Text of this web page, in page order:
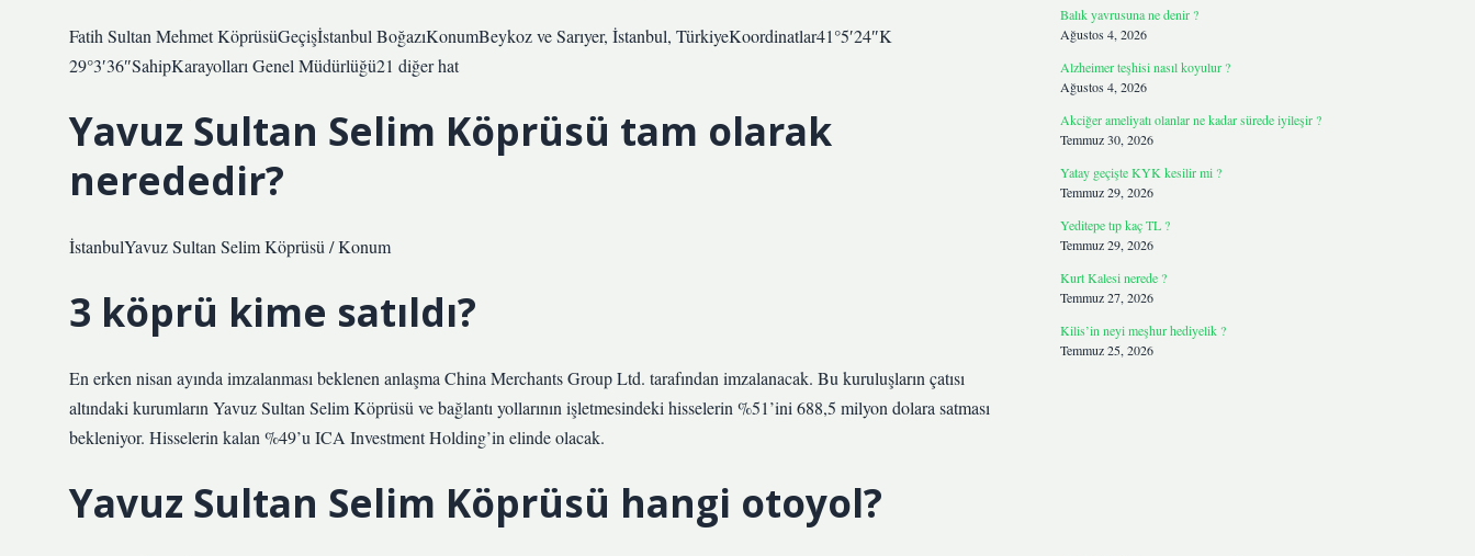
Fatih Sultan Mehmet KöprüsüGeçişİstanbul BoğazıKonumBeykoz ve Sarıyer, İstanbul, TürkiyeKoordinatlar41°5′24″K
29°3′36″SahipKarayolları Genel Müdürlüğü21 diğer hat
Yavuz Sultan Selim Köprüsü tam olarak
nerededir?
İstanbulYavuz Sultan Selim Köprüsü / Konum
3 köprü kime satıldı?
En erken nisan ayında imzalanması beklenen anlaşma China Merchants Group Ltd. tarafından imzalanacak. Bu kuruluşların çatısı
altındaki kurumların Yavuz Sultan Selim Köprüsü ve bağlantı yollarının işletmesindeki hisselerin %51’ini 688,5 milyon dolara satması
bekleniyor. Hisselerin kalan %49’u ICA Investment Holding’in elinde olacak.
Yavuz Sultan Selim Köprüsü hangi otoyol?
Balık yavrusuna ne denir ?
Ağustos 4, 2026
Alzheimer teşhisi nasıl koyulur ?
Ağustos 4, 2026
Akciğer ameliyatı olanlar ne kadar sürede iyileşir ?
Temmuz 30, 2026
Yatay geçişte KYK kesilir mi ?
Temmuz 29, 2026
Yeditepe tıp kaç TL ?
Temmuz 29, 2026
Kurt Kalesi nerede ?
Temmuz 27, 2026
Kilis’in neyi meşhur hediyelik ?
Temmuz 25, 2026